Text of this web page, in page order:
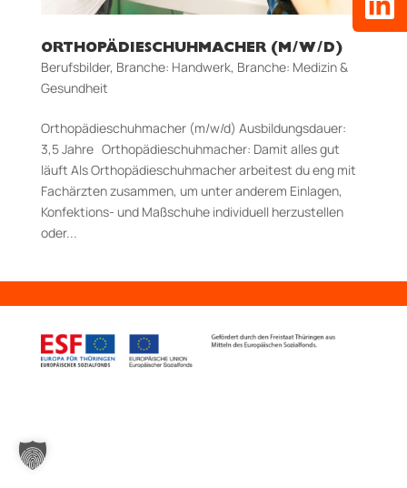
ORTHOPÄDIESCHUHMACHER (M/W/D)
Berufsbilder, Branche: Handwerk, Branche: Medizin &
Gesundheit
Orthopädieschuhmacher (m/w/d) Aus­bildungs­dauer:
3,5 Jahre Orthopädieschuhmacher: Damit alles gut
läuft Als Orthopädieschuhmacher arbeitest du eng mit
Fachärzten zusammen, um unter anderem Einlagen,
Konfektions- und Maßschuhe individuell herzustellen
oder...